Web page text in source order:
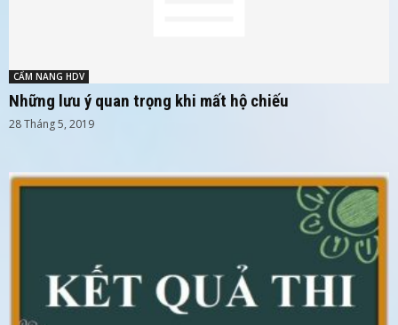
CẨM NANG HDV
Những lưu ý quan trọng khi mất hộ chiếu
28 Tháng 5, 2019